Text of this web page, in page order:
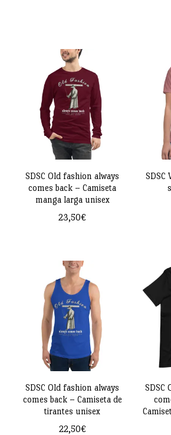
producto
tiene
múltiples
variantes.
Las
opciones
se
pueden
elegir
en
la
producto
SDSC Old fashion always
comes back – Camiseta
manga larga unisex
23,50€
tiene
múltiples
variantes.
Las
opciones
se
pueden
elegir
SDSC
SDSC Old fashion always
comes back – Camiseta de
tirantes unisex
22,50€
SDSC